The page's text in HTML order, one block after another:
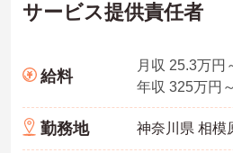
サービス提供責任者
給料
勤務地